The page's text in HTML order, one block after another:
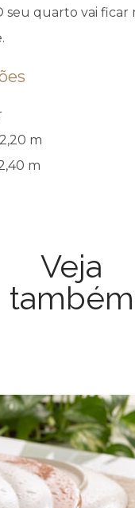
seu quarto vai ficar
m
m
Veja
também